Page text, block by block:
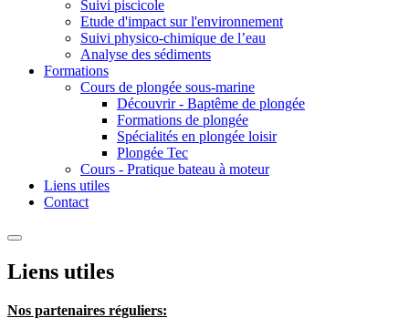
Suivi piscicole
Etude d'impact sur l'environnement
Suivi physico-chimique de l’eau
Analyse des sédiments
Formations
Cours de plongée sous-marine
Découvrir - Baptême de plongée
Formations de plongée
Spécialités en plongée loisir
Plongée Tec
Cours - Pratique bateau à moteur
Liens utiles
Contact
Liens utiles
Nos partenaires réguliers: